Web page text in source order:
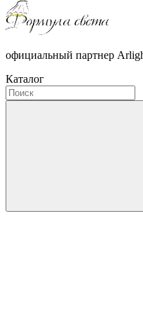
официальный партнер
Каталог